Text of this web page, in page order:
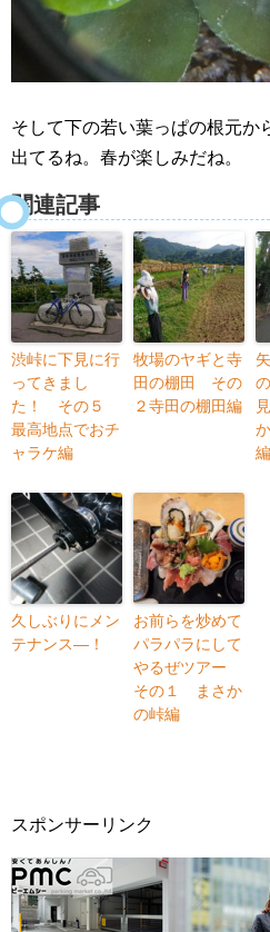
そして下の若い葉っぱの根元か
出てるね。春が楽しみだね。
関連記事
渋峠に下見に行
ってきまし
た！ その５
最高地点でおチ
ャラケ編
牧場のヤギと寺
田の棚田 その
２寺田の棚田編
編
久しぶりにメン
テナンス―！
お前らを炒めて
パラパラにして
やるぜツアー
その１ まさか
の峠編
スポンサーリンク